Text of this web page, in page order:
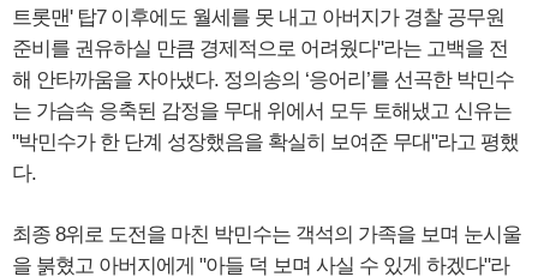
트롯맨' 탑7 이후에도 월세를 못 내고 아버지가 경찰 공무원
준비를 권유하실 만큼 경제적으로 어려웠다"라는 고백을 전
해 안타까움을 자아냈다. 정의송의 ‘응어리’를 선곡한 박민수
는 가슴속 응축된 감정을 무대 위에서 모두 토해냈고 신유는
"박민수가 한 단계 성장했음을 확실히 보여준 무대"라고 평했
다.
최종 8위로 도전을 마친 박민수는 객석의 가족을 보며 눈시울
을 붉혔고 아버지에게 "아들 덕 보며 사실 수 있게 하겠다"라